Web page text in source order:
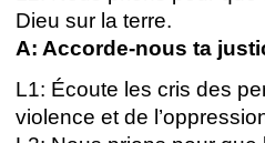
Dieu sur la terre.
A: Accorde-nous ta
L1: Écoute les cris des
violence et de